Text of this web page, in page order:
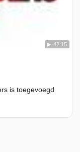
42:15
is toegevoegd